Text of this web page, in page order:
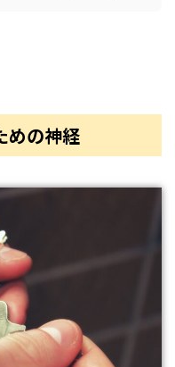
めの神経